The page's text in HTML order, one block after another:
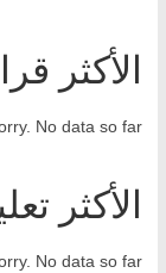
الأكثر
No data so far.
الأكثر
No data so far.